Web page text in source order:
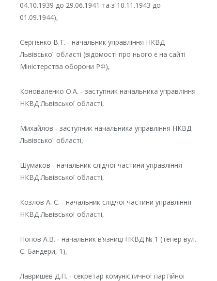
04.10.1939 до 29.06.1941 та з 10.11.1943 до
01.09.1944),
Сергієнко В.Т. ‑ начальник управління НКВД
Львівської області (відомості про нього є на сайті
Міністерства оборони РФ),
Коноваленко О.А. ‑ заступник начальника управління
НКВД Львівської області,
Михайлов ‑ заступник начальника управління НКВД
Львівської області,
Шумаков ‑ начальник слідчої частини управління
НКВД Львівської області,
Козлов А. С. ‑ начальник слідчої частини управління
НКВД Львівської області,
Попов А.В. ‑ начальник в’язниці НКВД № 1 (тепер вул.
С. Бандери, 1),
Лавришев Д.П. ‑ секретар комуністичної партійної